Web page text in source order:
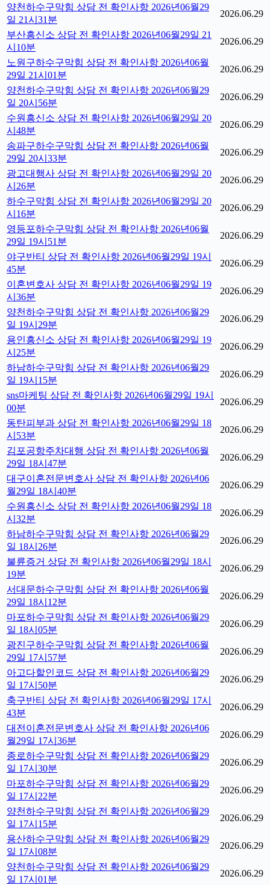
양천하수구막힘 상담 전 확인사항 2026년06월29
일 21시31분
2026.06.29
부산흥신소 상담 전 확인사항 2026년06월29일 21
시10분
2026.06.29
노원구하수구막힘 상담 전 확인사항 2026년06월
29일 21시01분
2026.06.29
양천하수구막힘 상담 전 확인사항 2026년06월29
일 20시56분
2026.06.29
수원흥신소 상담 전 확인사항 2026년06월29일 20
시48분
2026.06.29
송파구하수구막힘 상담 전 확인사항 2026년06월
29일 20시33분
2026.06.29
광고대행사 상담 전 확인사항 2026년06월29일 20
시26분
2026.06.29
하수구막힘 상담 전 확인사항 2026년06월29일 20
시16분
2026.06.29
영등포하수구막힘 상담 전 확인사항 2026년06월
29일 19시51분
2026.06.29
야구반티 상담 전 확인사항 2026년06월29일 19시
45분
2026.06.29
이혼변호사 상담 전 확인사항 2026년06월29일 19
시36분
2026.06.29
양천하수구막힘 상담 전 확인사항 2026년06월29
일 19시29분
2026.06.29
용인흥신소 상담 전 확인사항 2026년06월29일 19
시25분
2026.06.29
하남하수구막힘 상담 전 확인사항 2026년06월29
일 19시15분
2026.06.29
sns마케팅 상담 전 확인사항 2026년06월29일 19시
00분
2026.06.29
동탄피부과 상담 전 확인사항 2026년06월29일 18
시53분
2026.06.29
김포공항주차대행 상담 전 확인사항 2026년06월
29일 18시47분
2026.06.29
대구이혼전문변호사 상담 전 확인사항 2026년06
월29일 18시40분
2026.06.29
수원흥신소 상담 전 확인사항 2026년06월29일 18
시32분
2026.06.29
하남하수구막힘 상담 전 확인사항 2026년06월29
일 18시26분
2026.06.29
불륜증거 상담 전 확인사항 2026년06월29일 18시
19분
2026.06.29
서대문하수구막힘 상담 전 확인사항 2026년06월
29일 18시12분
2026.06.29
마포하수구막힘 상담 전 확인사항 2026년06월29
일 18시05분
2026.06.29
광진구하수구막힘 상담 전 확인사항 2026년06월
29일 17시57분
2026.06.29
아고다할인코드 상담 전 확인사항 2026년06월29
일 17시50분
2026.06.29
축구반티 상담 전 확인사항 2026년06월29일 17시
43분
2026.06.29
대전이혼전문변호사 상담 전 확인사항 2026년06
월29일 17시36분
2026.06.29
종로하수구막힘 상담 전 확인사항 2026년06월29
일 17시30분
2026.06.29
마포하수구막힘 상담 전 확인사항 2026년06월29
일 17시22분
2026.06.29
양천하수구막힘 상담 전 확인사항 2026년06월29
일 17시15분
2026.06.29
용산하수구막힘 상담 전 확인사항 2026년06월29
일 17시08분
2026.06.29
양천하수구막힘 상담 전 확인사항 2026년06월29
일 17시01분
2026.06.29